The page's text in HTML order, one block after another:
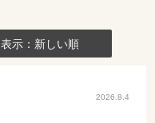
表示：新しい順
2026.8.4